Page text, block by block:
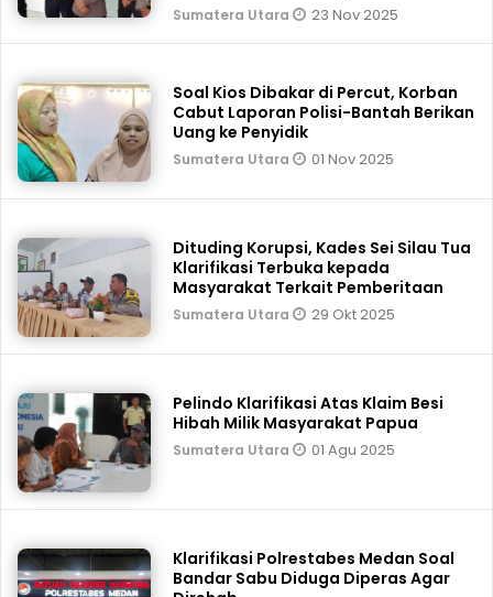
Sumatera Utara 23 Nov 2025
Soal Kios Dibakar di Percut, Korban
Cabut Laporan Polisi-Bantah Berikan
Uang ke Penyidik
Sumatera Utara 01 Nov 2025
Dituding Korupsi, Kades Sei Silau Tua
Klarifikasi Terbuka kepada
Masyarakat Terkait Pemberitaan
Sumatera Utara 29 Okt 2025
Pelindo Klarifikasi Atas Klaim Besi
Hibah Milik Masyarakat Papua
Sumatera Utara 01 Agu 2025
Klarifikasi Polrestabes Medan Soal
Bandar Sabu Diduga Diperas Agar